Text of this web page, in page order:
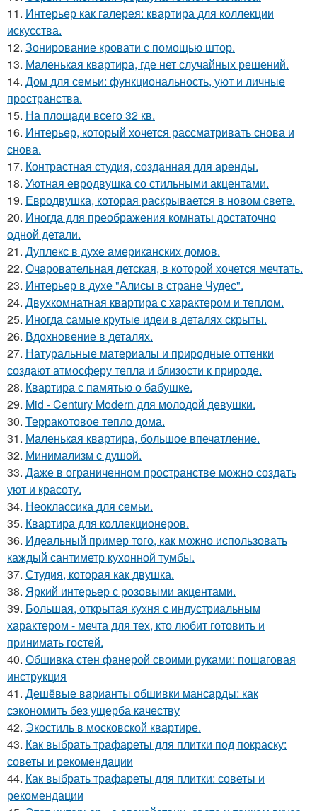
11. Интерьер как галерея: квартира для коллекции
искусства.
12. Зонирование кровати с помощью штор.
13. Маленькая квартира, где нет случайных решений.
14. Дом для семьи: функциональность, уют и личные
пространства.
15. На площади всего 32 кв.
16. Интерьер, который хочется рассматривать снова и
снова.
17. Контрастная студия, созданная для аренды.
18. Уютная евродвушка со стильными акцентами.
19. Евродвушка, которая раскрывается в новом свете.
20. Иногда для преображения комнаты достаточно
одной детали.
21. Дуплекс в духе американских домов.
22. Очаровательная детская, в которой хочется мечтать.
23. Интерьер в духе "Алисы в стране Чудес".
24. Двухкомнатная квартира с характером и теплом.
25. Иногда самые крутые идеи в деталях скрыты.
26. Вдохновение в деталях.
27. Натуральные материалы и природные оттенки
создают атмосферу тепла и близости к природе.
28. Квартира с памятью о бабушке.
29. Mid - Century Modern для молодой девушки.
30. Терракотовое тепло дома.
31. Маленькая квартира, большое впечатление.
32. Минимализм с душой.
33. Даже в ограниченном пространстве можно создать
уют и красоту.
34. Неоклассика для семьи.
35. Квартира для коллекционеров.
36. Идеальный пример того, как можно использовать
каждый сантиметр кухонной тумбы.
37. Студия, которая как двушка.
38. Яркий интерьер с розовыми акцентами.
39. Большая, открытая кухня с индустриальным
характером - мечта для тех, кто любит готовить и
принимать гостей.
40. Обшивка стен фанерой своими руками: пошаговая
инструкция
41. Дешёвые варианты обшивки мансарды: как
сэкономить без ущерба качеству
42. Экостиль в московской квартире.
43. Как выбрать трафареты для плитки под покраску:
советы и рекомендации
44. Как выбрать трафареты для плитки: советы и
рекомендации